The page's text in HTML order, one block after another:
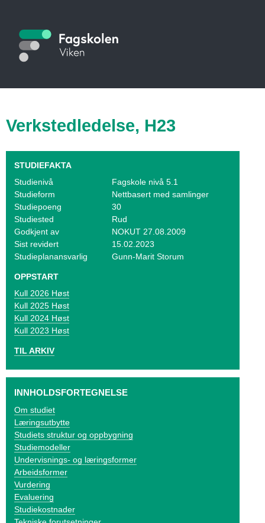
hovedinnhold
S
t
i
k
a
t
a
l
o
g
V
i
k
e
n
Verkstedledelse, H23
STUDIEFAKTA
Studienivå
Fagskole nivå 5.1
Studieform
Nettbasert med samlinger
Studiepoeng
30
Studiested
Rud
Godkjent av
NOKUT 27.08.2009
Sist revidert
15.02.2023
Studieplanansvarlig
Gunn-Marit Storum
OPPSTART
2026 Høst
2025 Høst
2024 Høst
2023 Høst
TIL ARKIV
INNHOLDSFORTEGNELSE
Om studiet
Læringsutbytte
Studiets struktur og oppbygning
Studiemodeller
Undervisnings- og læringsformer
Arbeidsformer
Vurdering
Evaluering
Studiekostnader